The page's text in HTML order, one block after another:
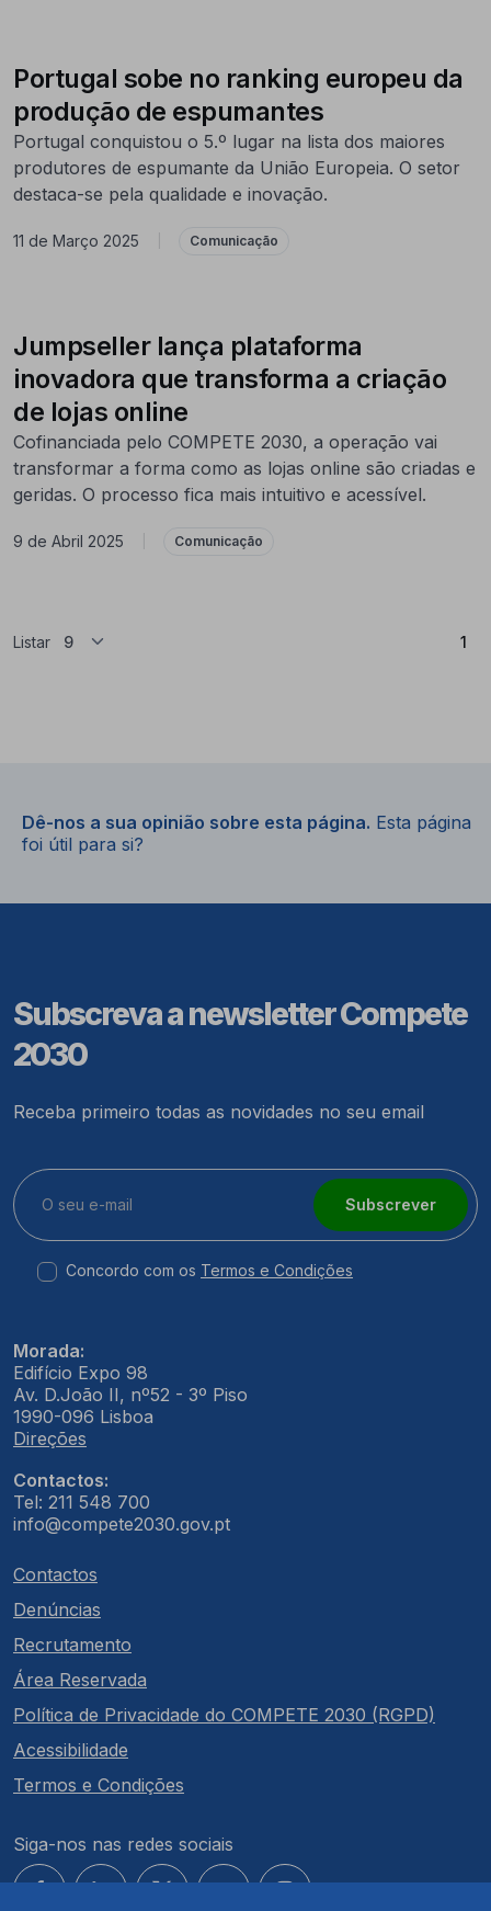
Portugal sobe no ranking europeu da
produção de espumantes
Portugal conquistou o 5.º lugar na lista dos maiores
produtores de espumante da União Europeia. O setor
destaca-se pela qualidade e inovação.
11 de Março 2025 Comunicação
Jumpseller lança plataforma
inovadora que transforma a criação
de lojas online
Cofinanciada pelo COMPETE 2030, a operação vai
transformar a forma como as lojas online são criadas e
geridas. O processo fica mais intuitivo e acessível.
9 de Abril 2025 Comunicação
Listar 1
Dê-nos a sua opinião sobre esta página. Esta página
foi útil para si?
Subscreva a newsletter Compete
2030
Receba primeiro todas as novidades no seu email
Subscrever
Concordo com os Termos e Condições
Morada:
Edifício Expo 98
Av. D.João II, nº52 - 3º Piso
1990-096 Lisboa
Direções
Contactos:
Tel: 211 548 700
info@compete2030.gov.pt
Contactos
Denúncias
Recrutamento
Área Reservada
Política de Privacidade do COMPETE 2030 (RGPD)
Acessibilidade
Termos e Condições
Siga-nos nas redes sociais